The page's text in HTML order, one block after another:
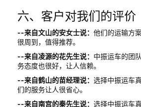
六、客户对我们的评价
--来自文山的安女士说： 他们的运输方
很周到，值得推荐。
--来自凌源的花先生说： 中振运车的团
务态度也很好，让人信赖。
--来自鹤山的苗经理说： 选择中振运车
们的服务让人很省心。
--来自南宫的秦先生说： 选择中振运车